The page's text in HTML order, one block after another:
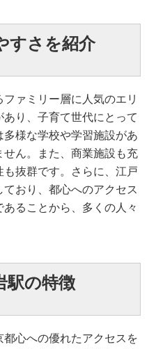
すさを紹介
ァミリー層に人気のエリ
り、子育て世代にとって
様な学校や学習施設があ
せん。また、商業施設も充
抜群です。さらに、江戸
おり、都心へのアクセス
ることから、多くの人々
駅の特徴
都心への優れたアクセスを